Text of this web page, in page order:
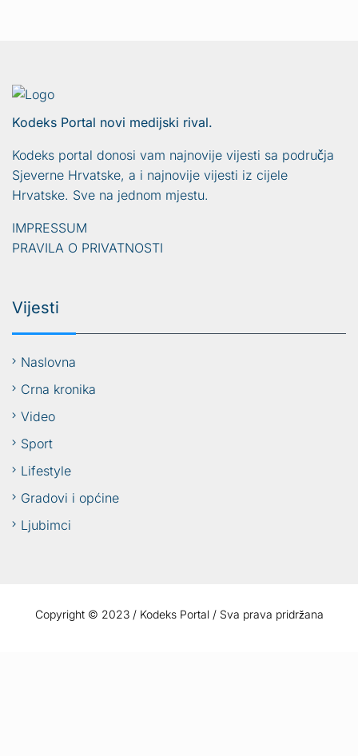
Kodeks Portal novi medijski rival.
Kodeks portal donosi vam najnovije vijesti sa područja
Sjeverne Hrvatske, a i najnovije vijesti iz cijele
Hrvatske. Sve na jednom mjestu.
IMPRESSUM
PRAVILA O PRIVATNOSTI
Vijesti
Naslovna
Crna kronika
Video
Sport
Lifestyle
Gradovi i općine
Ljubimci
Copyright © 2023 / Kodeks Portal / Sva prava pridržana